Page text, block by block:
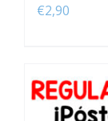
€2,90